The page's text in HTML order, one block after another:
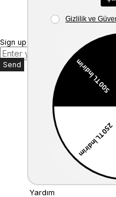
Sign up for our E-mail Newsletter
Send
Kurumsal
Anasayfa
Hakkımızda
Mağazalarımız
Bize Ulaşın
Müşteri İlişkileri
Üyelik
İade ve Değişim
Kargo & Teslimat
Yardım